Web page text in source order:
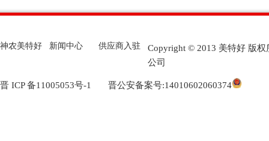
神农美特好 新闻中心 供应商入驻
Copyright © 2013 美特好 版
公司
晋 ICP 备11005053号-1 晋公安备案号:14010602060374